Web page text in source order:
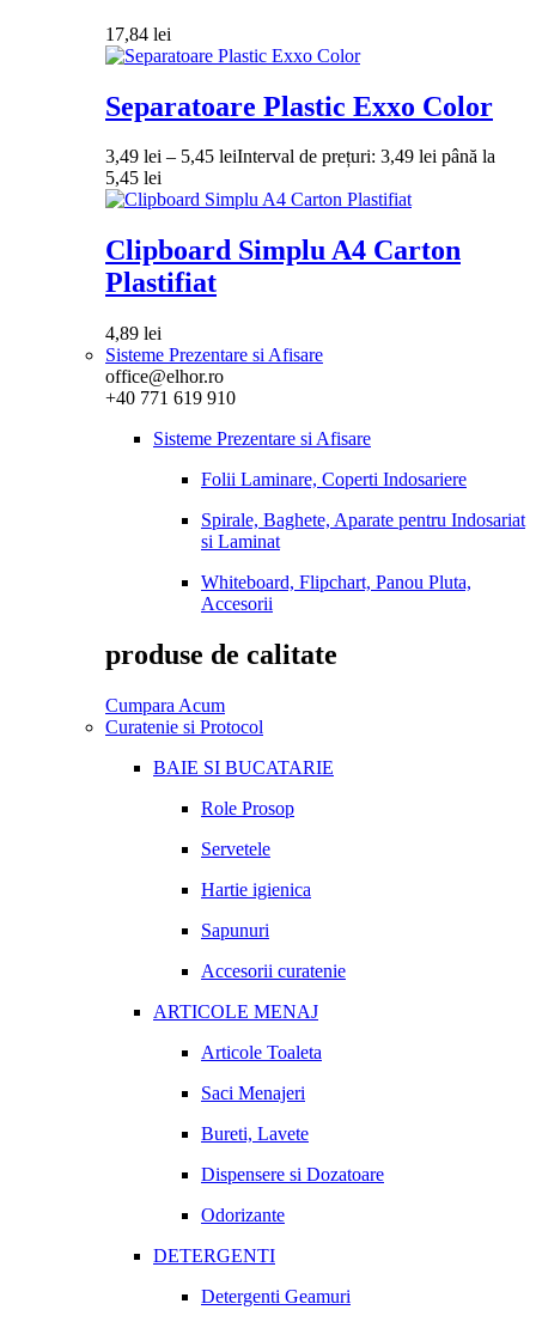
17,84 lei
Separatoare Plastic Exxo Color
3,49 lei – 5,45 leiInterval de prețuri: 3,49 lei până la
5,45 lei
Clipboard Simplu A4 Carton
Plastifiat
4,89 lei
Sisteme Prezentare si Afisare
office@elhor.ro
+40 771 619 910
Sisteme Prezentare si Afisare
Folii Laminare, Coperti Indosariere
Spirale, Baghete, Aparate pentru Indosariat
si Laminat
Whiteboard, Flipchart, Panou Pluta,
Accesorii
produse de calitate
Cumpara Acum
Curatenie si Protocol
BAIE SI BUCATARIE
Role Prosop
Servetele
Hartie igienica
Sapunuri
Accesorii curatenie
ARTICOLE MENAJ
Articole Toaleta
Saci Menajeri
Bureti, Lavete
Dispensere si Dozatoare
Odorizante
DETERGENTI
Detergenti Geamuri